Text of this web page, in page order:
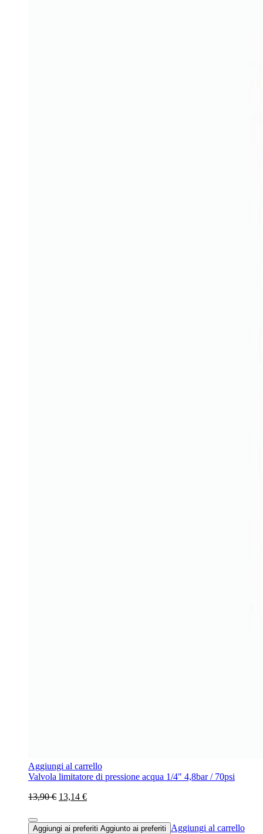
Aggiungi al carrello
Valvola limitatore di pressione acqua 1/4" 4,8bar / 70psi
13,90 € 13,14 €
Aggiungi ai preferiti Aggiunto ai preferiti Aggiungi al carrello